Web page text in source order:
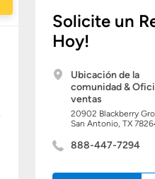
Solicite un
Hoy!
Ubicación de la
comunidad &
ventas
20902 Blackberry
San Antonio, TX
888-447-7294